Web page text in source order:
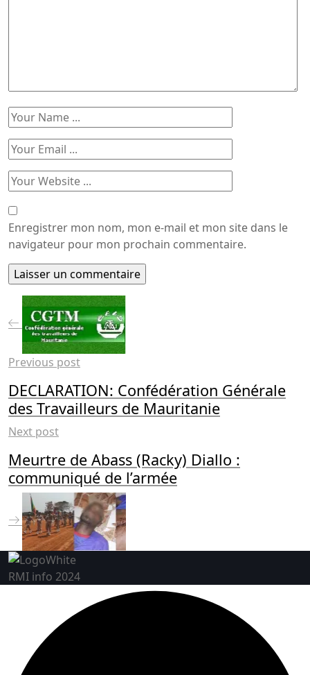
Enregistrer mon nom, mon e-mail et mon site dans le
navigateur pour mon prochain commentaire.
Previous post
DECLARATION: Confédération Générale
des Travailleurs de Mauritanie
Next post
Meurtre de Abass (Racky) Diallo :
communiqué de l’armée
RMI info 2024